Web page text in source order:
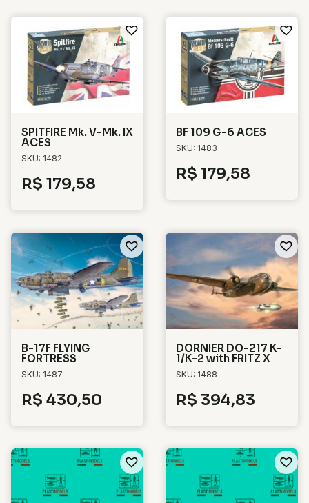
SPITFIRE Mk. V-Mk. IX
ACES
SKU: 1482
R$ 179,58
BF 109 G-6 ACES
SKU: 1483
R$ 179,58
B-17F FLYING
FORTRESS
SKU: 1487
R$ 430,50
DORNIER DO-217 K-
1/K-2 with FRITZ X
SKU: 1488
R$ 394,83